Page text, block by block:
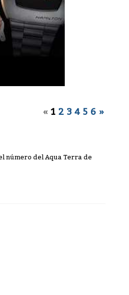
« 1 2 3 4 5 6 »
número del Aqua Terra de